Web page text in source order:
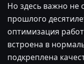
Но здесь важно не
прошлого
оптимизация
встроена в
подкреплена